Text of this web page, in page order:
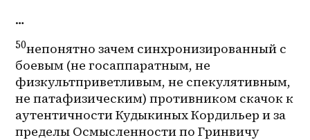
…
50непонятно зачем синхронизированный с
боевым (не госаппаратным, не
физкультприветливым, не спекулятивным,
не патафизическим) противником скачок к
аутентичности Кудыкиных Кордильер и за
пределы Осмысленности по Гринвичу